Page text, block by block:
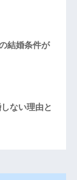
結婚条件が
ない理由と